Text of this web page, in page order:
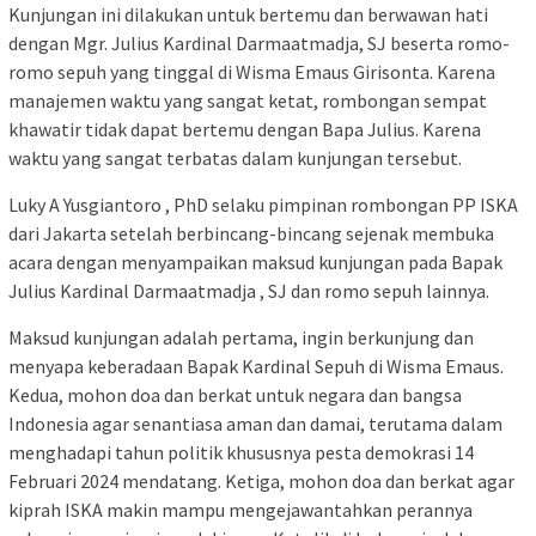
Kunjungan ini dilakukan untuk bertemu dan berwawan hati
dengan Mgr. Julius Kardinal Darmaatmadja, SJ beserta romo-
romo sepuh yang tinggal di Wisma Emaus Girisonta. Karena
manajemen waktu yang sangat ketat, rombongan sempat
khawatir tidak dapat bertemu dengan Bapa Julius. Karena
waktu yang sangat terbatas dalam kunjungan tersebut.
Luky A Yusgiantoro , PhD selaku pimpinan rombongan PP ISKA
dari Jakarta setelah berbincang-bincang sejenak membuka
acara dengan menyampaikan maksud kunjungan pada Bapak
Julius Kardinal Darmaatmadja , SJ dan romo sepuh lainnya.
Maksud kunjungan adalah pertama, ingin berkunjung dan
menyapa keberadaan Bapak Kardinal Sepuh di Wisma Emaus.
Kedua, mohon doa dan berkat untuk negara dan bangsa
Indonesia agar senantiasa aman dan damai, terutama dalam
menghadapi tahun politik khususnya pesta demokrasi 14
Februari 2024 mendatang. Ketiga, mohon doa dan berkat agar
kiprah ISKA makin mampu mengejawantahkan perannya